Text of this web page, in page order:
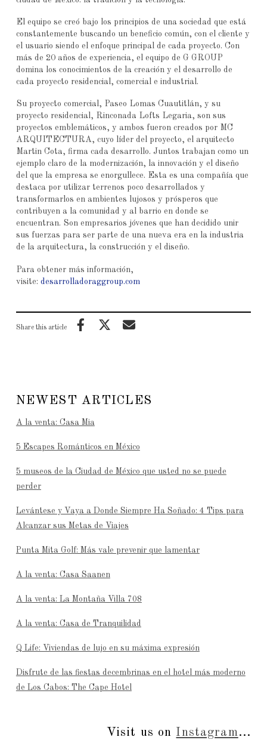
El equipo se creó bajo los principios de una sociedad que está
constantemente buscando un beneficio común, con el cliente y
el usuario siendo el enfoque principal de cada proyecto. Con
más de 20 años de experiencia, el equipo de G GROUP
domina los conocimientos de la creación y el desarrollo de
cada proyecto residencial, comercial e industrial.
Su proyecto comercial, Paseo Lomas Cuautitlán, y su
proyecto residencial, Rinconada Lofts Legaria, son sus
proyectos emblemáticos, y ambos fueron creados por MC
ARQUITECTURA, cuyo líder del proyecto, el arquitecto
Martin Cota, firma cada desarrollo. Juntos trabajan como un
ejemplo claro de la modernización, la innovación y el diseño
del que la empresa se enorgullece. Esta es una compañía que
destaca por utilizar terrenos poco desarrollados y
transformarlos en ambientes lujosos y prósperos que
contribuyen a la comunidad y al barrio en donde se
encuentran. Son empresarios jóvenes que han decidido unir
sus fuerzas para ser parte de una nueva era en la industria
de la arquitectura, la construcción y el diseño.
Para obtener más información,
visite: desarrolladoraggroup.com
Share this article
NEWEST ARTICLES
A la venta: Casa Mia
5 Escapes Románticos en México
5 museos de la Ciudad de México que usted no se puede
perder
Levántese y Vaya a Donde Siempre Ha Soñado: 4 Tips para
Alcanzar sus Metas de Viajes
Punta Mita Golf: Más vale prevenir que lamentar
A la venta: Casa Saanen
A la venta: La Montaña Villa 708
A la venta: Casa de Tranquilidad
Q Life: Viviendas de lujo en su máxima expresión
Disfrute de las fiestas decembrinas en el hotel más moderno
de Los Cabos: The Cape Hotel
Visit us on Instagram...